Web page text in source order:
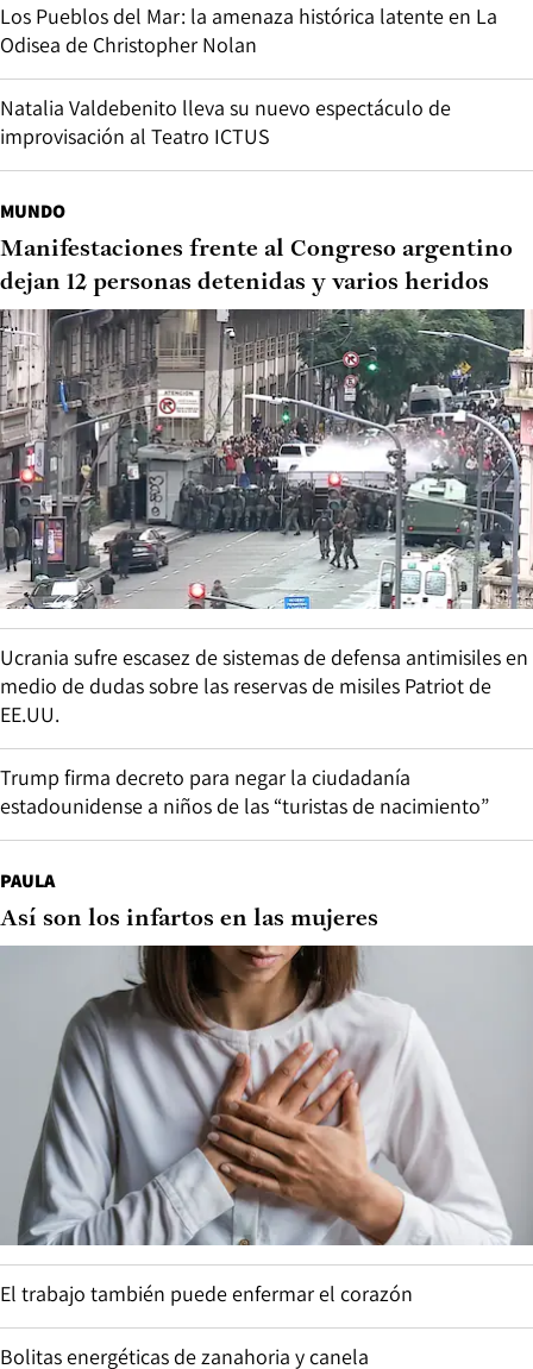
Los Pueblos del Mar: la amenaza histórica latente en La
Odisea de Christopher Nolan
Natalia Valdebenito lleva su nuevo espectáculo de
improvisación al Teatro ICTUS
MUNDO
Manifestaciones frente al Congreso argentino
dejan 12 personas detenidas y varios heridos
Ucrania sufre escasez de sistemas de defensa antimisiles en
medio de dudas sobre las reservas de misiles Patriot de
EE.UU.
Trump firma decreto para negar la ciudadanía
estadounidense a niños de las “turistas de nacimiento”
PAULA
Así son los infartos en las mujeres
El trabajo también puede enfermar el corazón
Bolitas energéticas de zanahoria y canela